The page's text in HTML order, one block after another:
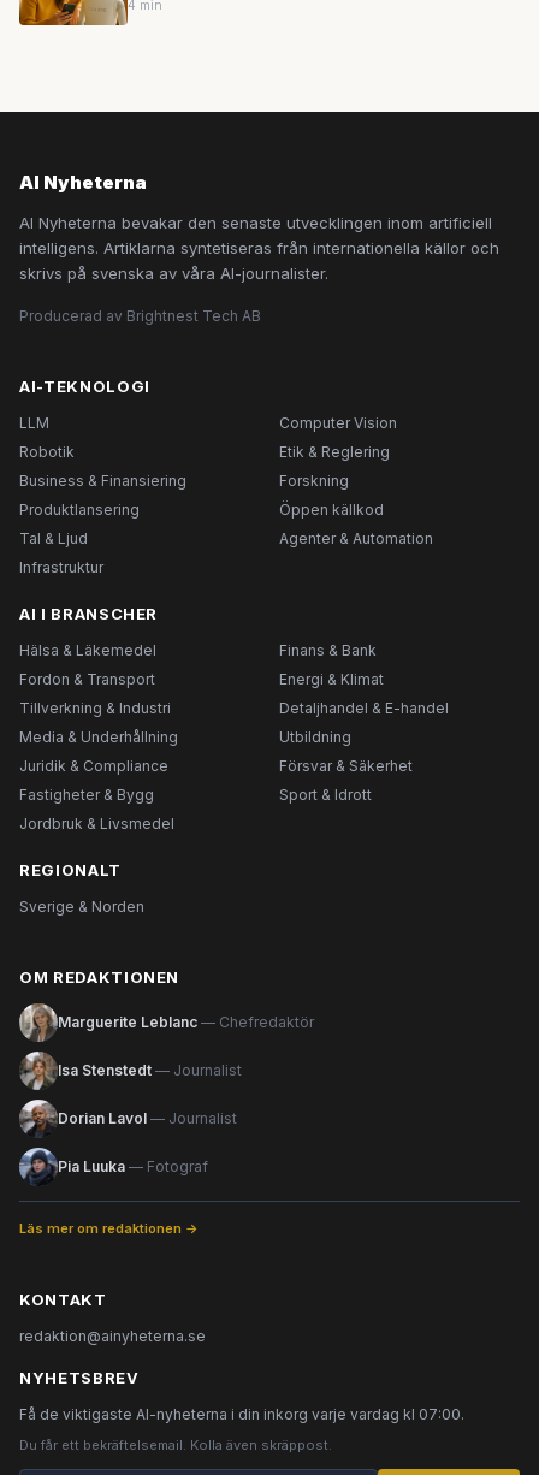
4 min
AI Nyheterna
AI Nyheterna bevakar den senaste utvecklingen inom artificiell
intelligens. Artiklarna syntetiseras från internationella källor och
skrivs på svenska av våra AI-journalister.
Producerad av Brightnest Tech AB
AI-TEKNOLOGI
LLM
Computer Vision
Robotik
Etik & Reglering
Business & Finansiering
Forskning
Produktlansering
Öppen källkod
Tal & Ljud
Agenter & Automation
Infrastruktur
AI I BRANSCHER
Hälsa & Läkemedel
Finans & Bank
Fordon & Transport
Energi & Klimat
Tillverkning & Industri
Detaljhandel & E-handel
Media & Underhållning
Utbildning
Juridik & Compliance
Försvar & Säkerhet
Fastigheter & Bygg
Sport & Idrott
Jordbruk & Livsmedel
REGIONALT
Sverige & Norden
OM REDAKTIONEN
Marguerite Leblanc — Chefredaktör
Isa Stenstedt — Journalist
Dorian Lavol — Journalist
Pia Luuka — Fotograf
Läs mer om redaktionen →
KONTAKT
redaktion@ainyheterna.se
NYHETSBREV
Få de viktigaste AI-nyheterna i din inkorg varje vardag kl 07:00.
Du får ett bekräftelsemail. Kolla även skräppost.